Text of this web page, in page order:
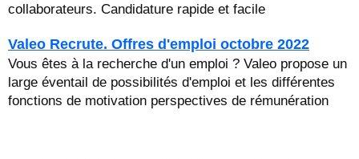
collaborateurs. Candidature rapide et facile
Valeo Recrute. Offres d'emploi octobre 2022
Vous êtes à la recherche d'un emploi ? Valeo propose un
large éventail de possibilités d'emploi et les différentes
fonctions de motivation perspectives de rémunération